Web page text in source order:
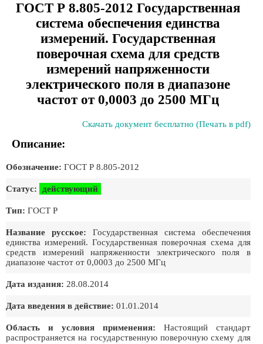
ГОСТ Р 8.805-2012 Государственная
система обеспечения единства
измерений. Государственная
поверочная схема для средств
измерений напряженности
электрического поля в диапазоне
частот от 0,0003 до 2500 МГц
Скачать документ бесплатно (Печать в pdf)
Описание:
Обозначение: ГОСТ Р 8.805-2012
Статус: действующий
Тип: ГОСТ Р
Название русское: Государственная система обеспечения
единства измерений. Государственная поверочная схема для
средств измерений напряженности электрического поля в
диапазоне частот от 0,0003 до 2500 МГц
Дата издания: 28.08.2014
Дата введения в действие: 01.01.2014
Область и условия применения: Настоящий стандарт
распространяется на государственную поверочную схему для